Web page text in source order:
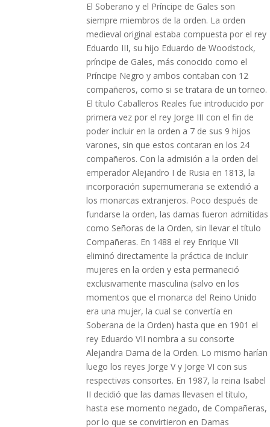
El Soberano y el Príncipe de Gales son
siempre miembros de la orden. La orden
medieval original estaba compuesta por el rey
Eduardo III, su hijo Eduardo de Woodstock,
príncipe de Gales, más conocido como el
Príncipe Negro y ambos contaban con 12
compañeros, como si se tratara de un torneo.
El título Caballeros Reales fue introducido por
primera vez por el rey Jorge III con el fin de
poder incluir en la orden a 7 de sus 9 hijos
varones, sin que estos contaran en los 24
compañeros. Con la admisión a la orden del
emperador Alejandro I de Rusia en 1813, la
incorporación supernumeraria se extendió a
los monarcas extranjeros. Poco después de
fundarse la orden, las damas fueron admitidas
como Señoras de la Orden, sin llevar el título
Compañeras. En 1488 el rey Enrique VII
eliminó directamente la práctica de incluir
mujeres en la orden y esta permaneció
exclusivamente masculina (salvo en los
momentos que el monarca del Reino Unido
era una mujer, la cual se convertía en
Soberana de la Orden) hasta que en 1901 el
rey Eduardo VII nombra a su consorte
Alejandra Dama de la Orden. Lo mismo harían
luego los reyes Jorge V y Jorge VI con sus
respectivas consortes. En 1987, la reina Isabel
II decidió que las damas llevasen el título,
hasta ese momento negado, de Compañeras,
por lo que se convirtieron en Damas